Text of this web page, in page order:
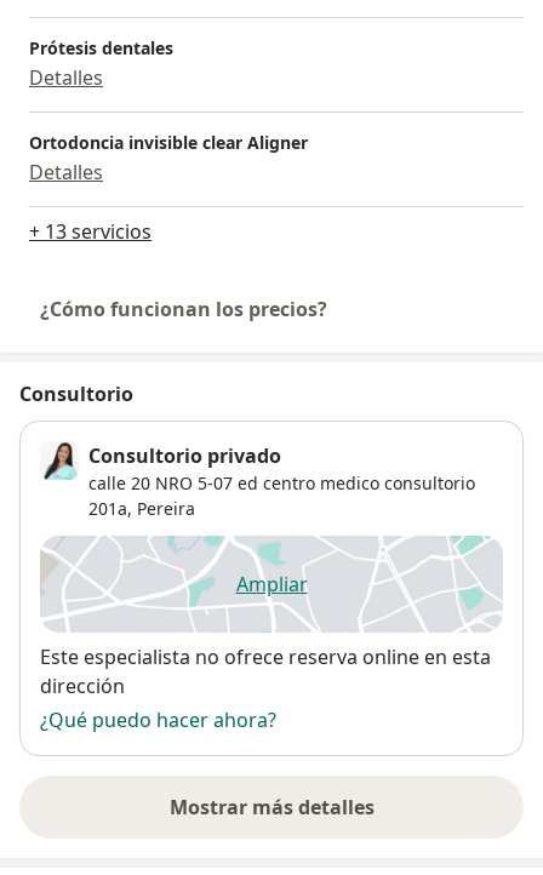
Prótesis dentales
Detalles
Ortodoncia invisible clear Aligner
Detalles
+ 13 servicios
¿Cómo funcionan los precios?
Consultorio
Consultorio privado
calle 20 NRO 5-07 ed centro medico consultorio
201a, Pereira
Ampliarse abre en una nueva
Disponibilidad
Este especialista no ofrece reserva online en esta
dirección
¿Qué puedo hacer ahora?
Mostrar más detalles
sobre la dirección